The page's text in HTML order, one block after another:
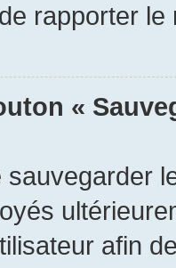
rapporter le
«
sauvegarder
afin